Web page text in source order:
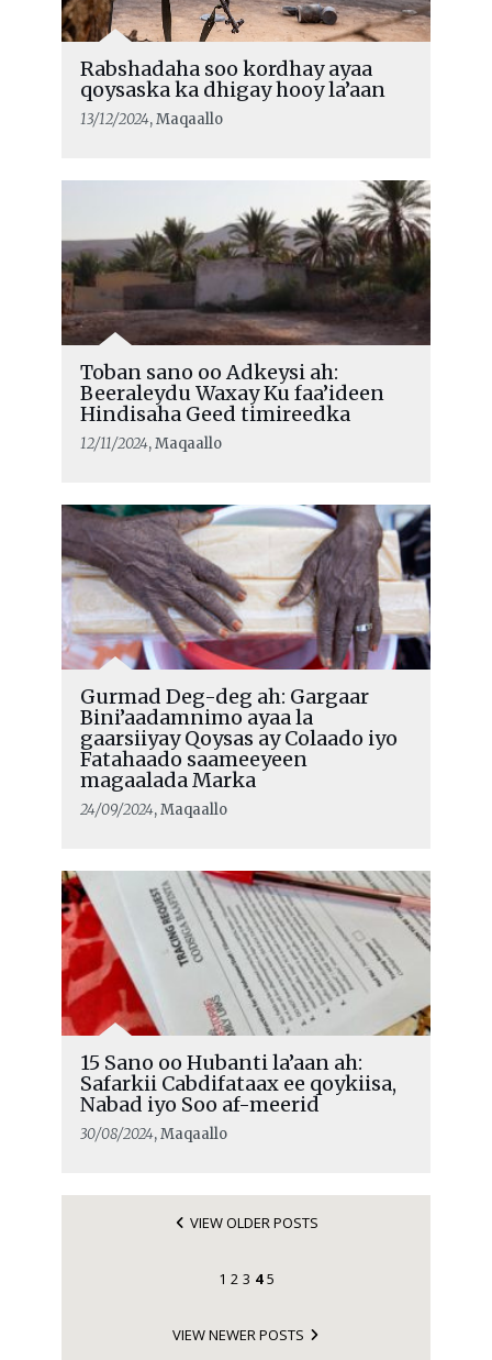
Rabshadaha soo kordhay ayaa
qoysaska ka dhigay hooy la’aan
13/12/2024, Maqaallo
Toban sano oo Adkeysi ah:
Beeraleydu Waxay Ku faa’ideen
Hindisaha Geed timireedka
12/11/2024, Maqaallo
Gurmad Deg-deg ah: Gargaar
Bini’aadamnimo ayaa la
gaarsiiyay Qoysas ay Colaado iyo
Fatahaado saameeyeen
magaalada Marka
24/09/2024, Maqaallo
15 Sano oo Hubanti la’aan ah:
Safarkii Cabdifataax ee qoykiisa,
Nabad iyo Soo af-meerid
30/08/2024, Maqaallo
VIEW OLDER POSTS
1 2 3 4 5
VIEW NEWER POSTS